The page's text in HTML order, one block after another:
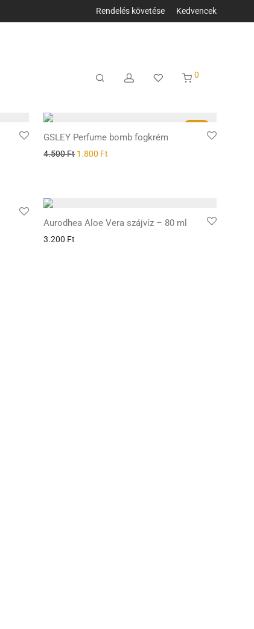
Rendelés követése Kedvencek
0
GSLEY Perfume bomb fogkrém
4.500Ft 1.800 Ft
Aurodhea Aloe Vera szájvíz – 80 ml
3.200 Ft